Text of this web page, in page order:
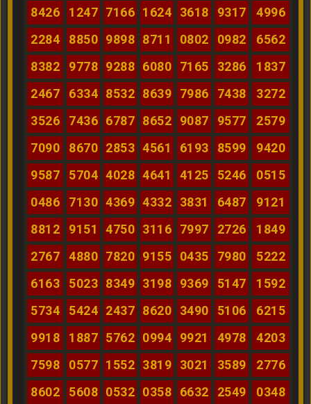
8426
1247 7166 1624 3618 9317
4996
2284
8850 9898 8711 0802 0982
6562
8382
9778 9288 6080 7165 3286
1837
2467
6334 8532 8639 7986 7438
3272
3526
7436 6787 8652 9087 9577
2579
7090
8670 2853 4561 6193 8599
9420
9587
5704 4028 4641 4125 5246
0515
0486
7130 4369 4332 3831 6487
9121
8812
9151 4750 3116 7997 2726
1849
2767
4880 7820 9155 0435 7980
5222
6163
5023 8349 3198 9369 5147
1592
5734
5424 2437 8620 3490 5106
6215
9918
1887 5762 0994 9921 4978
4203
7598
0577 1552 3819 3021 3589
2776
8602
5608 0532 0358 6632 2549
0348